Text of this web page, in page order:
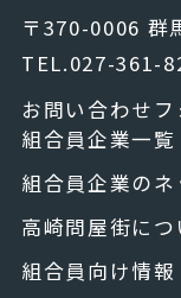
〒370-0006 群
TEL.027-361-
お問い合わせフ
組合員企業一覧
組合員企業の
高崎問屋街につ
組合員向け情報